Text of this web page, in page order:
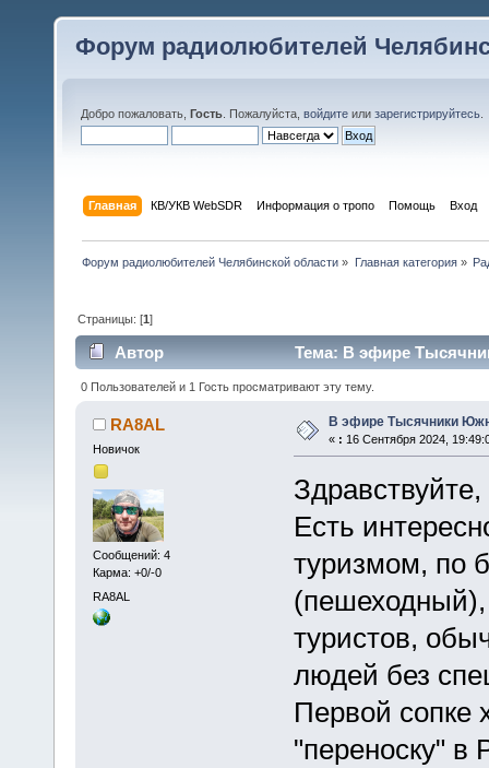
Форум радиолюбителей
Добро пожаловать, Гость . Пожалуйста, войдите или зарегистрируйтесь
Главная КВ/УКВ WebSDR Информация о тропо Помощь Вход
Форум радиолюбителей Челябинской области » Главная категория»
Страницы: [1]
Автор Тема: В эфире
0 Пользователей и 1 Гость просматривают эту тему.
RA8AL
Новичок
Сообщений: 4
Карма: +0/-0
RA8AL
В эфире Тысячники
« : 16 Сентября 2024,
Здравствуйте,
Есть
туризмом, по
(пешеходный),
туристов,
людей без
Первой сопке
"переноску" в